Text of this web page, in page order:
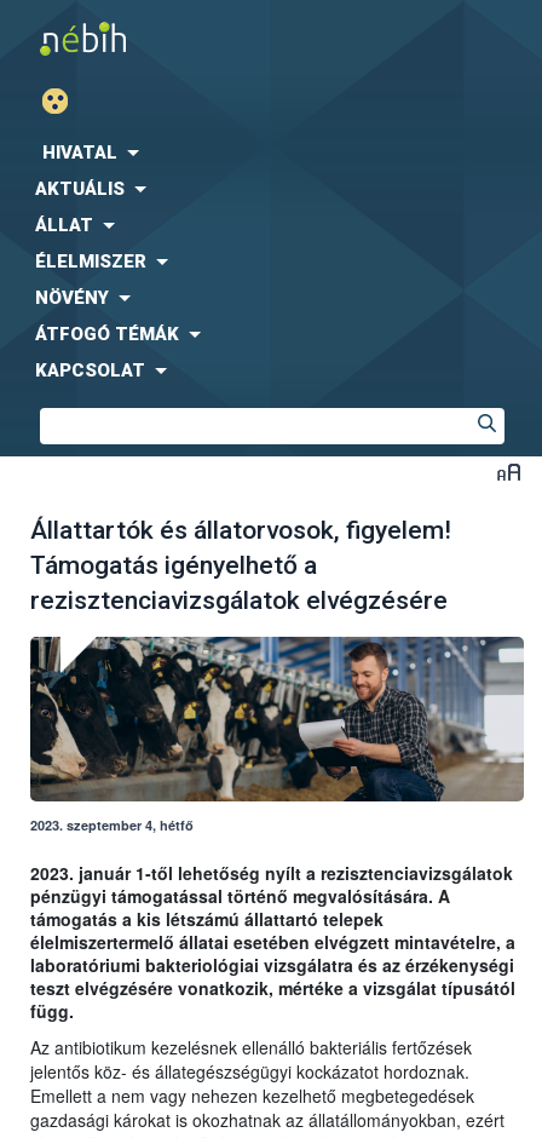
HIVATAL
AKTUÁLIS
ÁLLAT
ÉLELMISZER
NÖVÉNY
ÁTFOGÓ TÉMÁK
KAPCSOLAT
Állattartók és állatorvosok, figyelem!
Támogatás igényelhető a
rezisztenciavizsgálatok elvégzésére
2023. szeptember 4, hétfő
2023. január 1-től lehetőség nyílt a rezisztenciavizsgálatok
pénzügyi támogatással történő megvalósítására. A
támogatás a kis létszámú állattartó telepek
élelmiszertermelő állatai esetében elvégzett mintavételre, a
laboratóriumi bakteriológiai vizsgálatra és az érzékenységi
teszt elvégzésére vonatkozik, mértéke a vizsgálat típusától
függ.
Az antibiotikum kezelésnek ellenálló bakteriális fertőzések
jelentős köz- és állategészségügyi kockázatot hordoznak.
Emellett a nem vagy nehezen kezelhető megbetegedések
gazdasági károkat is okozhatnak az állatállományokban, ezért